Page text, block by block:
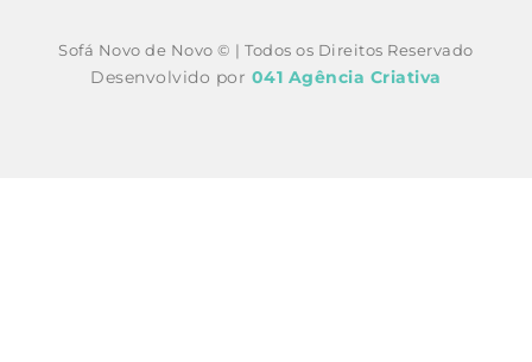
Sofá Novo de Novo © | Todos os Direitos Reservado
Desenvolvido por 041 Agência Criativa